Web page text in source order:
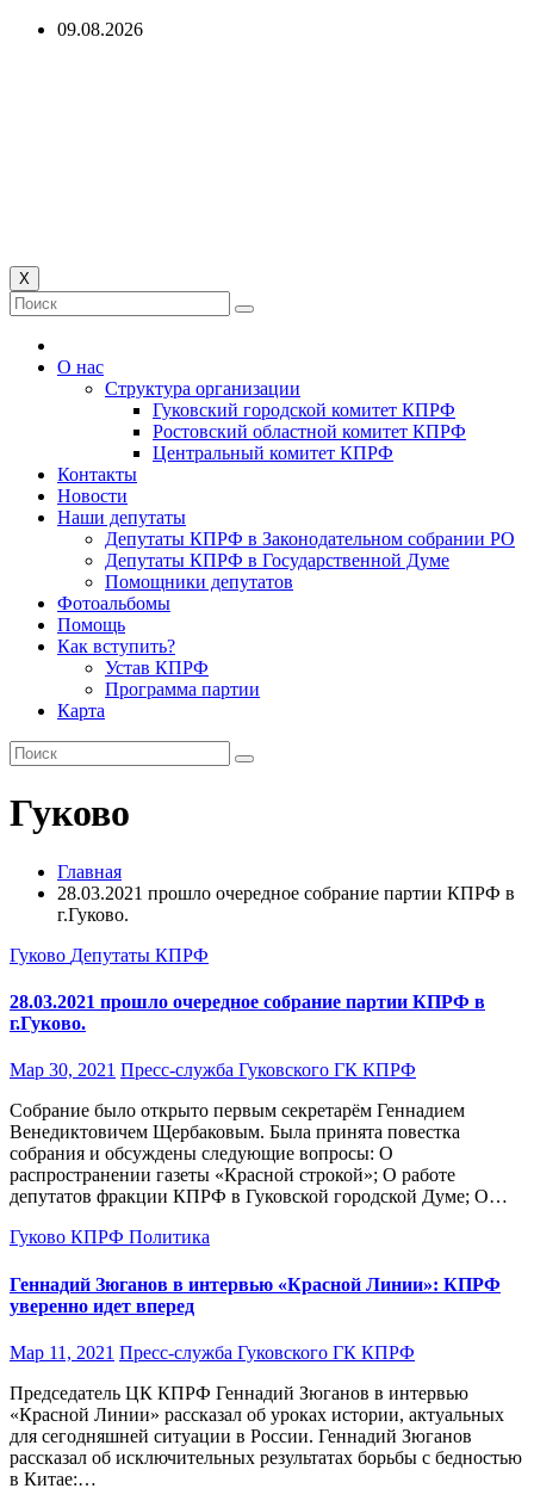
Перейти09.08.2026
X
О нас
Структура организации
Гуковский городской комитет КПРФ
Ростовский областной комитет КПРФ
Центральный комитет КПРФ
Контакты
Новости
Наши депутаты
Депутаты КПРФ в Законодательном собрании РО
Депутаты КПРФ в Государственной Думе
Помощники депутатов
Фотоальбомы
Помощь
Как вступить?
Устав КПРФ
Программа партии
Карта
Гуково
Главная
28.03.2021 прошло очередное собрание партии КПРФ в
г.Гуково.
Гуково Депутаты КПРФ
28.03.2021 прошло очередное собрание партии КПРФ в
г.Гуково.
Мар 30, 2021 Пресс-служба Гуковского ГК КПРФ
Собрание было открыто первым секретарём Геннадием
Венедиктовичем Щербаковым. Была принята повестка
собрания и обсуждены следующие вопросы: О
распространении газеты «Красной строкой»; О работе
депутатов фракции КПРФ в Гуковской городской Думе; О…
Гуково КПРФ Политика
Геннадий Зюганов в интервью «Красной Линии»: КПРФ
уверенно идет вперед
Мар 11, 2021 Пресс-служба Гуковского ГК КПРФ
Председатель ЦК КПРФ Геннадий Зюганов в интервью
«Красной Линии» рассказал об уроках истории, актуальных
для сегодняшней ситуации в России. Геннадий Зюганов
рассказал об исключительных результатах борьбы с бедностью
в Китае:…